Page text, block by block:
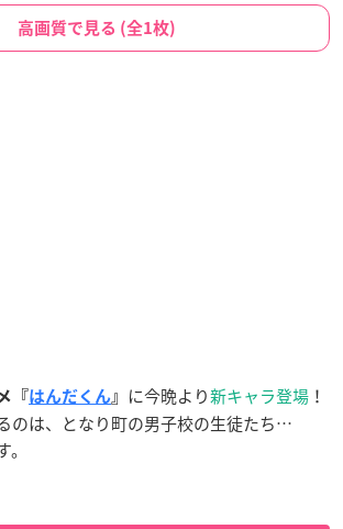
高画質で見る (全1枚)
『はんだくん 』 に今晩より新キャラ登場 ！
のは、となり町の男子校の生徒たち…